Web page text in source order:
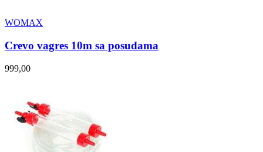
WOMAX
Crevo vagres 10m sa posudama
999,00